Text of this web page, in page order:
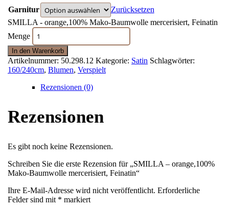
Garnitur
Zurücksetzen
SMILLA - orange,100% Mako-Baumwolle mercerisiert, Feinatin
Menge
In den Warenkorb
Artikelnummer: 50.298.12 Kategorie: Satin Schlagwörter:
160/240cm, Blumen, Verspielt
Rezensionen (0)
Rezensionen
Es gibt noch keine Rezensionen.
Schreiben Sie die erste Rezension für „SMILLA – orange,100%
Mako-Baumwolle mercerisiert, Feinatin“
Ihre E-Mail-Adresse wird nicht veröffentlicht. Erforderliche
Felder sind mit * markiert